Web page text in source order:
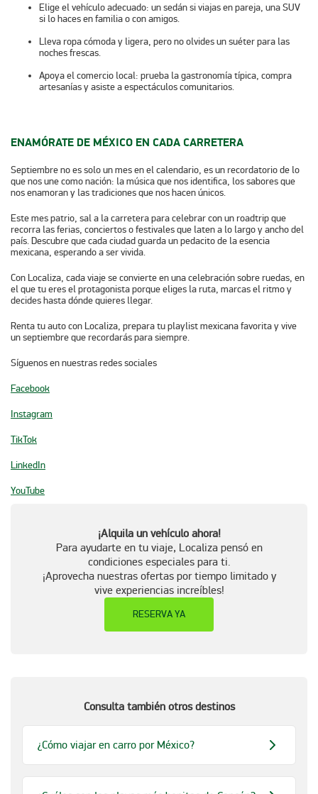
Elige el vehículo adecuado: un sedán si viajas en pareja, una SUV
si lo haces en familia o con amigos.
Lleva ropa cómoda y ligera, pero no olvides un suéter para las
noches frescas.
Apoya el comercio local: prueba la gastronomía típica, compra
artesanías y asiste a espectáculos comunitarios.
ENAMÓRATE DE MÉXICO EN CADA CARRETERA
Septiembre no es solo un mes en el calendario, es un recordatorio de lo
que nos une como nación: la música que nos identifica, los sabores que
nos enamoran y las tradiciones que nos hacen únicos.
Este mes patrio, sal a la carretera para celebrar con un roadtrip que
recorra las ferias, conciertos o festivales que laten a lo largo y ancho del
país. Descubre que cada ciudad guarda un pedacito de la esencia
mexicana, esperando a ser vivida.
Con Localiza, cada viaje se convierte en una celebración sobre ruedas, en
el que tu eres el protagonista porque eliges la ruta, marcas el ritmo y
decides hasta dónde quieres llegar.
Renta tu auto con Localiza, prepara tu playlist mexicana favorita y vive
un septiembre que recordarás para siempre.
Síguenos en nuestras redes sociales
Facebook
Instagram
TikTok
LinkedIn
YouTube
¡Alquila un vehículo ahora!
Para ayudarte en tu viaje, Localiza pensó en
condiciones especiales para ti.
¡Aprovecha nuestras ofertas por tiempo limitado y
vive experiencias increíbles!
RESERVA YA
Consulta también otros destinos
¿Cómo viajar en carro por México?